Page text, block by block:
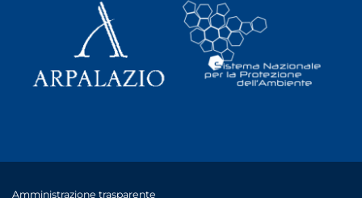
Amministrazione trasparente